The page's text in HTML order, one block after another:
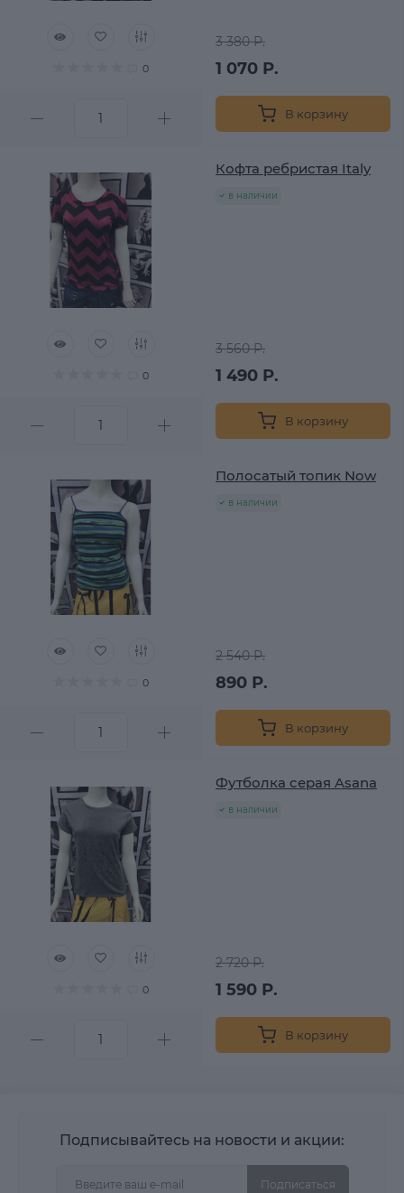
0
3 380 Р.
1 070 Р.
В корзину
0
Кофта ребристая Italy
в наличии
3 560 Р.
1 490 Р.
В корзину
0
Полосатый топик Now
в наличии
2 540 Р.
890 Р.
В корзину
0
Футболка серая Asana
в наличии
2 720 Р.
1 590 Р.
В корзину
Подписывайтесь на новости и акции:
Подписаться